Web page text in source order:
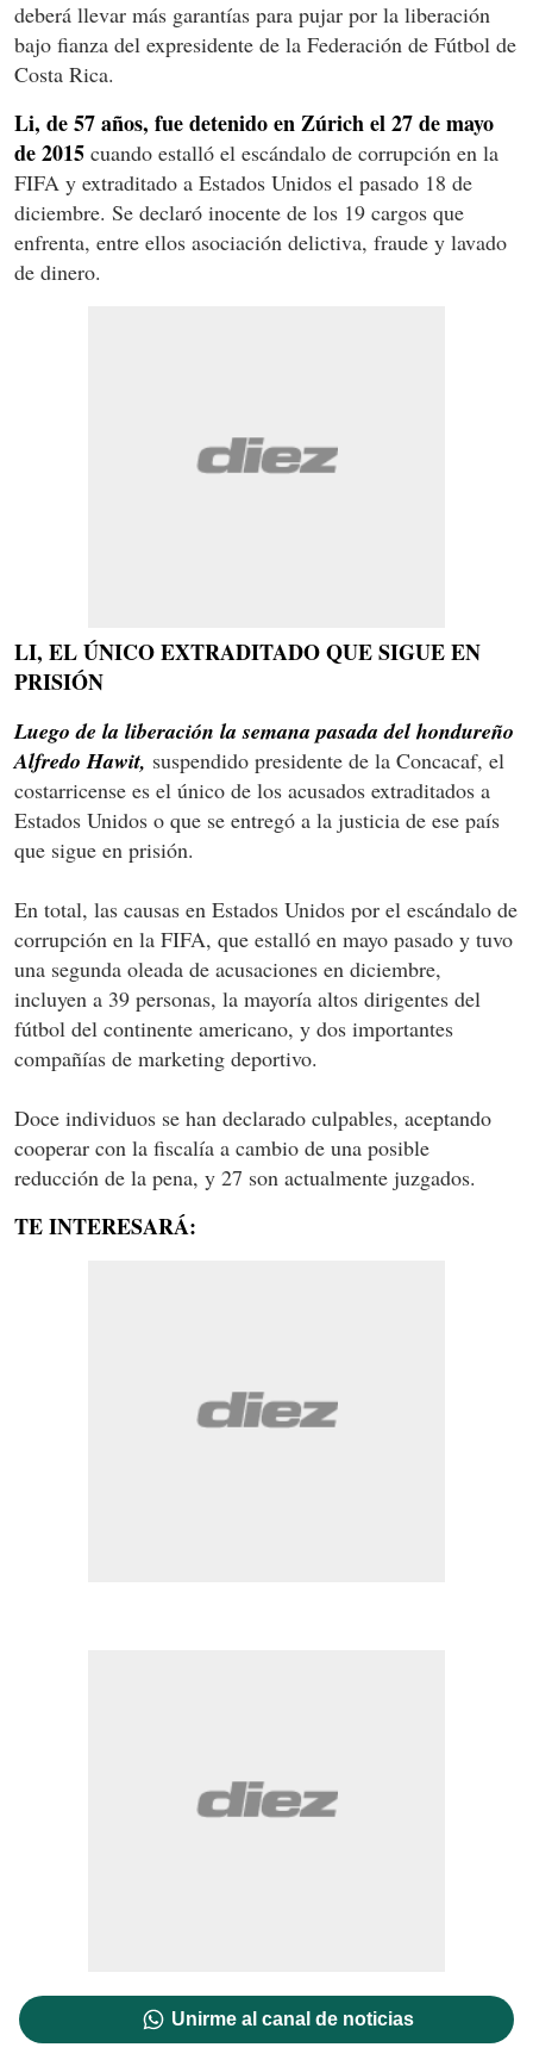
deberá llevar más garantías para pujar por la liberación
bajo fianza del expresidente de la Federación de Fútbol de
Costa Rica.
Li, de 57 años, fue detenido en Zúrich el 27 de mayo
de 2015 cuando estalló el escándalo de corrupción en la
FIFA y extraditado a Estados Unidos el pasado 18 de
diciembre. Se declaró inocente de los 19 cargos que
enfrenta, entre ellos asociación delictiva, fraude y lavado
de dinero.
LI, EL ÚNICO EXTRADITADO QUE SIGUE EN
PRISIÓN
Luego de la liberación la semana pasada del hondureño
Alfredo Hawit, suspendido presidente de la Concacaf, el
costarricense es el único de los acusados extraditados a
Estados Unidos o que se entregó a la justicia de ese país
que sigue en prisión.
En total, las causas en Estados Unidos por el escándalo de
corrupción en la FIFA, que estalló en mayo pasado y tuvo
una segunda oleada de acusaciones en diciembre,
incluyen a 39 personas, la mayoría altos dirigentes del
fútbol del continente americano, y dos importantes
compañías de marketing deportivo.
Doce individuos se han declarado culpables, aceptando
cooperar con la fiscalía a cambio de una posible
reducción de la pena, y 27 son actualmente juzgados.
TE INTERESARÁ:
Unirme al canal de noticias